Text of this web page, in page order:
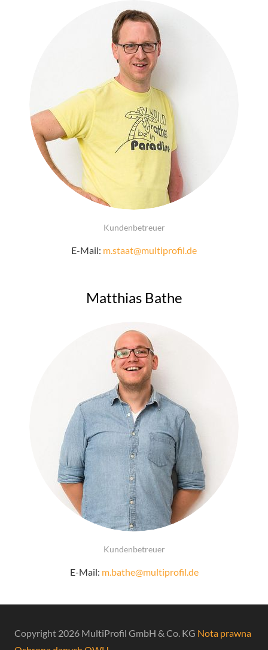
Kundenbetreuer
E-Mail: m.staat@multiprofil.de
Matthias Bathe
Kundenbetreuer
E-Mail: m.bathe@multiprofil.de
Copyright 2026 MultiProfil GmbH & Co. KG Nota prawna